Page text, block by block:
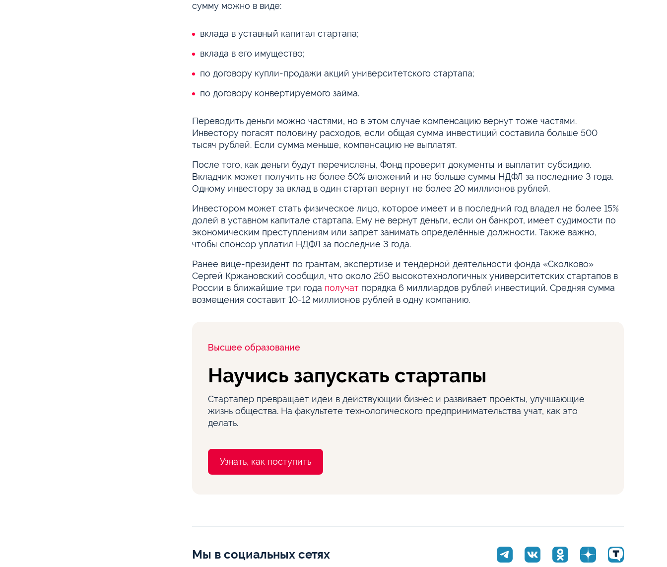
сумму можно в виде:
вклада в уставный капитал стартапа;
вклада в его имущество;
по договору купли-продажи акций университетского стартапа;
по договору конвертируемого займа.
Переводить деньги можно частями, но в этом случае компенсацию вернут тоже частями.
Инвестору погасят половину расходов, если общая сумма инвестиций составила больше 500
тысяч рублей. Если сумма меньше, компенсацию не выплатят.
После того, как деньги будут перечислены, Фонд проверит документы и выплатит субсидию.
Вкладчик может получить не более 50% вложений и не больше суммы НДФЛ за последние 3 года.
Одному инвестору за вклад в один стартап вернут не более 20 миллионов рублей.
Инвестором может стать физическое лицо, которое имеет и в последний год владел не более 15%
долей в уставном капитале стартапа. Ему не вернут деньги, если он банкрот, имеет судимости по
экономическим преступлениям или запрет занимать определённые должности. Также важно,
чтобы спонсор уплатил НДФЛ за последние 3 года.
Ранее вице-президент по грантам, экспертизе и тендерной деятельности фонда «Сколково»
Сергей Кржановский сообщил, что около 250 высокотехнологичных университетских стартапов в
России в ближайшие три года получат порядка 6 миллиардов рублей инвестиций. Средняя сумма
возмещения составит 10-12 миллионов рублей в одну компанию.
Высшее образование
Научись запускать стартапы
Стартапер превращает идеи в действующий бизнес и развивает проекты, улучшающие
жизнь общества. На факультете технологического предпринимательства учат, как это
делать.
Узнать, как поступить
Мы в социальных сетях